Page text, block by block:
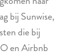
bij Sunwise,
die bij
en Airbnb